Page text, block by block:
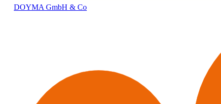
DOYMA GmbH & Co